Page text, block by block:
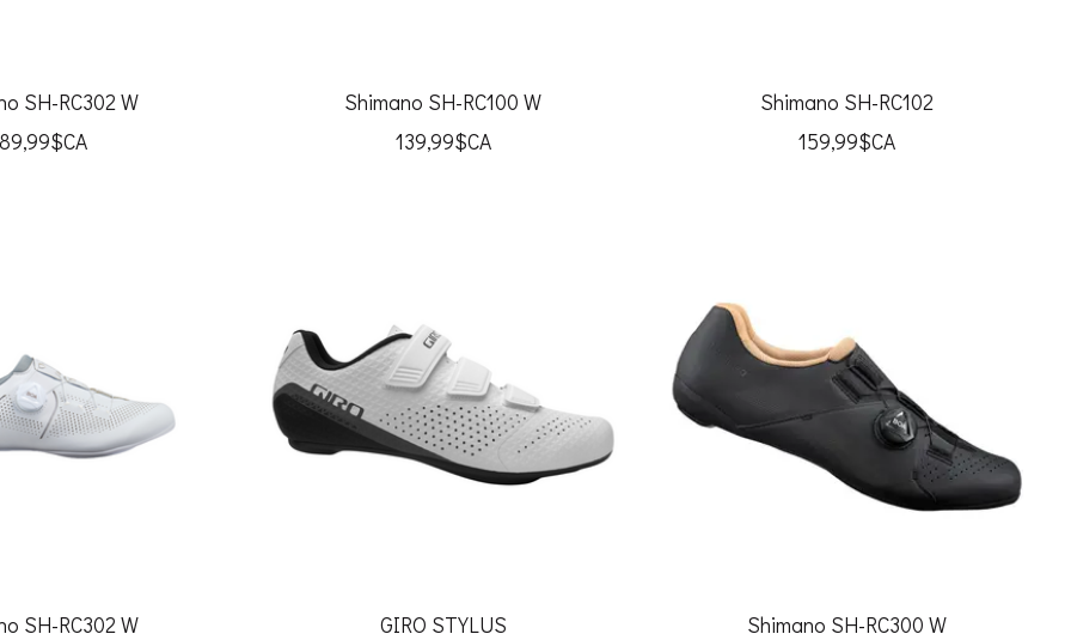
SH-RC302 W
Shimano SH-RC100 W
139,99$CA
Shimano SH-RC102
159,99$CA
SH-RC302 W
GIRO STYLUS
Shimano SH-RC300 W